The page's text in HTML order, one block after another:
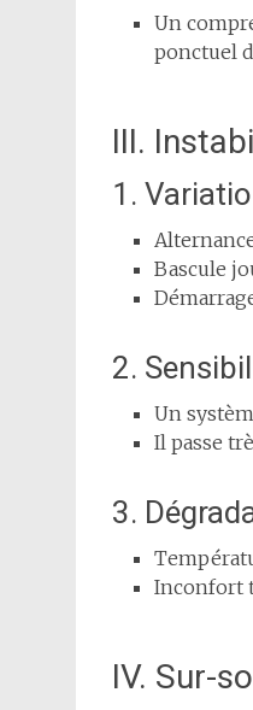
Un
ponctuel
III.
1.
Bascule
2.
Un
Il passe
3.
Inconfort
IV. Sur-